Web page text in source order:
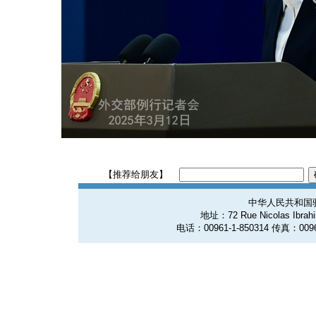
【推荐给朋友】
中华人民共和国
地址：72 Rue Nicolas
电话：00961-1-850314 传真：